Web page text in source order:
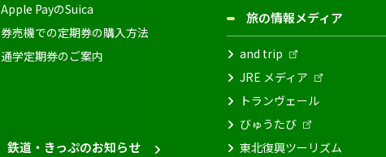
Apple PayのSuica
券売機での定期券の購入方法
通学定期券のご案内
鉄道・きっぷのお知らせ
旅の情報メディア
and trip
JRE メディア
トランヴェール
びゅうたび
東北復興ツーリズム